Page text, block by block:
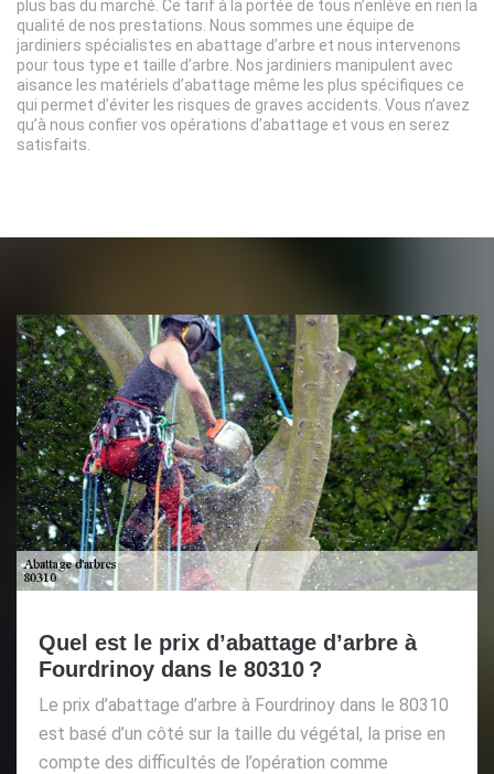
plus bas du marché. Ce tarif à la portée de tous n’enlève en rien la
qualité de nos prestations. Nous sommes une équipe de
jardiniers spécialistes en abattage d’arbre et nous intervenons
pour tous type et taille d’arbre. Nos jardiniers manipulent avec
aisance les matériels d’abattage même les plus spécifiques ce
qui permet d’éviter les risques de graves accidents. Vous n’avez
qu’à nous confier vos opérations d’abattage et vous en serez
satisfaits.
Quel est le prix d’abattage d’arbre à
Fourdrinoy dans le 80310 ?
Le prix d’abattage d’arbre à Fourdrinoy dans le 80310
est basé d’un côté sur la taille du végétal, la prise en
compte des difficultés de l’opération comme